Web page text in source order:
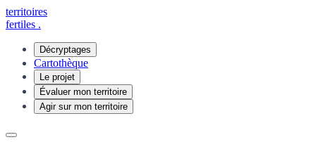
territoires
fertiles .
Décryptages
Cartothèque
Le projet
Évaluer mon territoire
Agir sur mon territoire